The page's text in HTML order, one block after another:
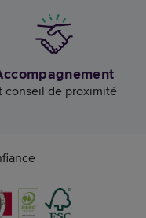
conseil de proximité